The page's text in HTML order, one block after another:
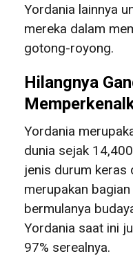
Yordania lainnya
mereka dalam
gotong-royong.
Hilangnya
Yordania
dunia sejak
jenis durum keras
merupakan
bermulanya
Yordania saat ini
97% serealnya.